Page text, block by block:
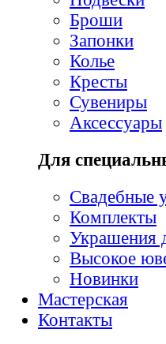
Броши
Запонки
Колье
Кресты
Сувениры
Аксессуары
Для
Свадебные
Комплекты
Украшения
Высокое
Новинки
Мастерская
Контакты